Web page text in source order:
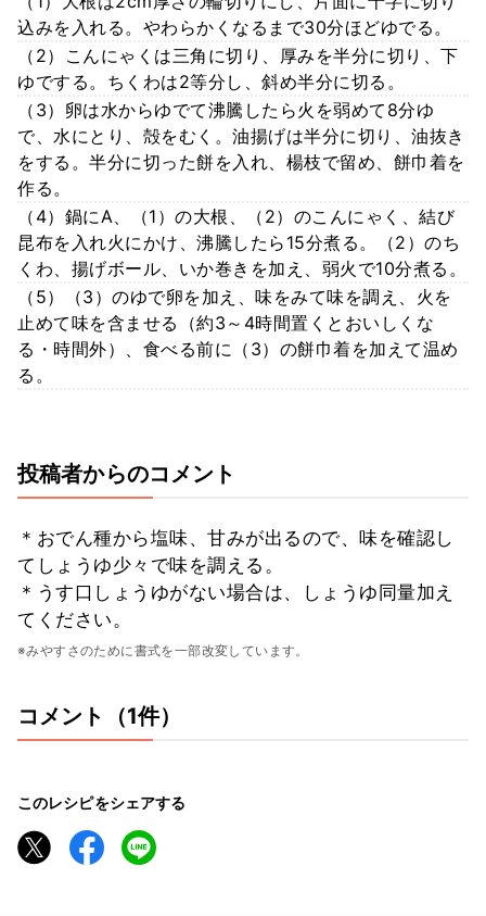
込みを入れる。やわらかくなるまで30分ほどゆでる。
（2）こんにゃくは三角に切り、厚みを半分に切り、下
ゆでする。ちくわは2等分し、斜め半分に切る。
（3）卵は水からゆでて沸騰したら火を弱めて8分ゆ
で、水にとり、殻をむく。油揚げは半分に切り、油抜き
をする。半分に切った餅を入れ、楊枝で留め、餅巾着を
作る。
（4）鍋にA、（1）の大根、（2）のこんにゃく、結び
昆布を入れ火にかけ、沸騰したら15分煮る。（2）のち
くわ、揚げボール、いか巻きを加え、弱火で10分煮る。
（5）（3）のゆで卵を加え、味をみて味を調え、火を
止めて味を含ませる（約3～4時間置くとおいしくな
る・時間外）、食べる前に（3）の餅巾着を加えて温め
る。
投稿者からのコメント
＊おでん種から塩味、甘みが出るので、味を確認し
てしょうゆ少々で味を調える。
＊うす口しょうゆがない場合は、しょうゆ同量加え
てください。
※みやすさのために書式を一部改変しています。
コメント（1件）
このレシピをシェアする